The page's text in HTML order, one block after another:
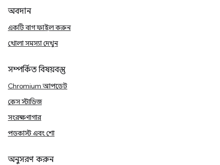
অবদান
একটি বাগ ফাইল করুন
খোলা সমস্যা দেখুন
সম্পর্কিত বিষয়বস্তু
Chromium আপডেট
কেস স্টাডিজ
সংরক্ষণাগার
পডকাস্ট এবং শো
অনুসরণ করুন